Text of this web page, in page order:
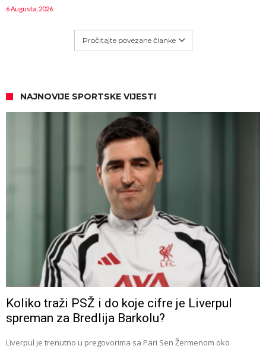
6 Augusta, 2026
Pročitajte povezane članke
NAJNOVIJE SPORTSKE VIJESTI
Koliko traži PSŽ i do koje cifre je Liverpul
spreman za Bredlija Barkolu?
Liverpul je trenutno u pregovorima sa Pari Sen Žermenom oko